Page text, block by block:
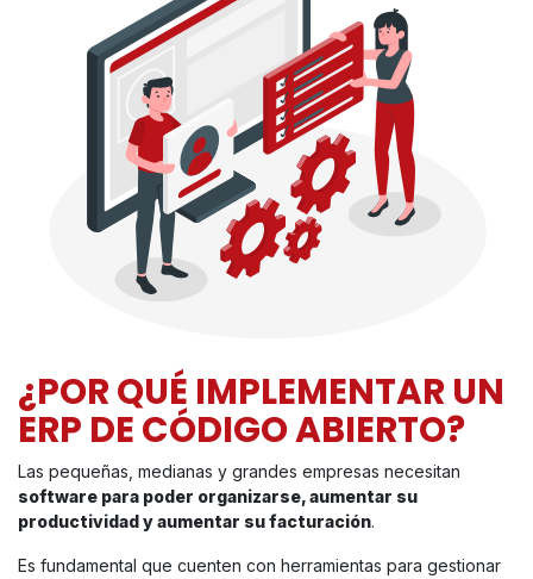
¿POR QUÉ IMPLEMENTAR UN
ERP DE CÓDIGO ABIERTO?
Las pequeñas, medianas y grandes empresas necesitan
software para poder organizarse, aumentar su
productividad y aumentar su facturación.
Es fundamental que cuenten con herramientas para gestionar